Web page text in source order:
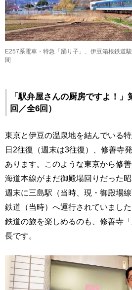
E257系電車・特急「踊り子」、伊豆箱根鉄道
間
「駅弁屋さんの厨房ですよ！
回／全6回）
東京と伊豆の温泉地を結んでいる
日2往復（週末は3往復）、修善寺
あります。このような東京から修
海道本線がまだ御殿場回りだった
週末に三島駅（当時、現・御殿場
鉄道（当時）へ運行されていまし
鉄道の旅を楽しめるのも、修善寺
長です。